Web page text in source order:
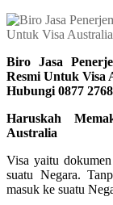
Biro Jasa
Resmi Untuk Visa
Hubungi 0877
Haruskah
Australia
Visa yaitu
suatu Negara.
masuk ke suatu